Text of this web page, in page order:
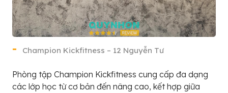
Champion Kickfitness – 12 Nguyễn Tư
Phòng tập Champion Kickfitness cung cấp đa dạng
các lớp học từ cơ bản đến nâng cao, kết hợp giữa